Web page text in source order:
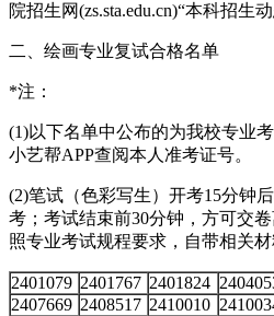
院招生网(zs.sta.edu.cn)“本科招生动
二、绘画专业复试合格名单
*注：
(1)以下名单中公布的为我校专业
小艺帮APP查阅本人准考证号。
(2)笔试（色彩写生）开考15分钟
考；考试结束前30分钟，方可交
照专业考试规程要求，自带相关材
2401079 2401767 2401824
2407669 2408517 2410010